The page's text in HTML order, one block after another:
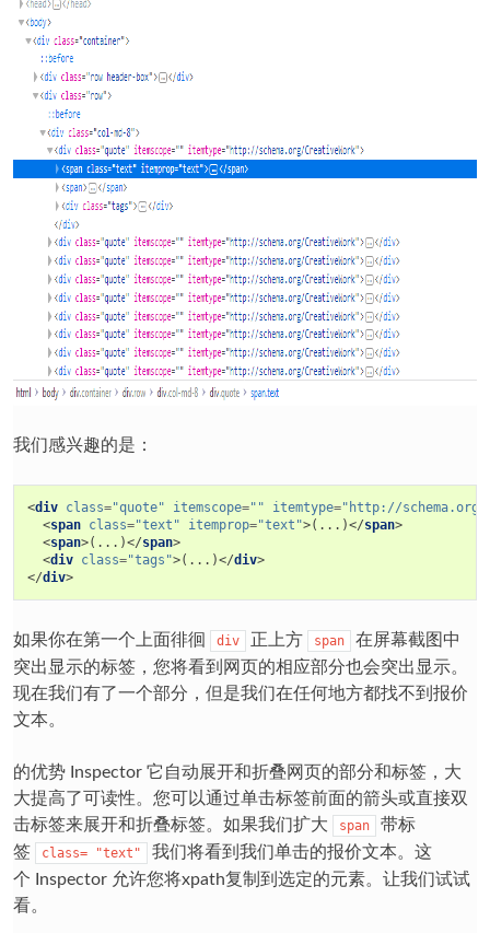
我们感兴趣的是：
<div class="quote" itemscope="" itemtype="http://schema.org/
<span class="text" itemprop="text">(...)</span>
<span>(...)</span>
<div class="tags">(...)</div>
</div>
如果你在第一个上面徘徊 div 正上方 span
在屏幕截图中
突出显示的标签，您将看到网页的相应部分也会突出显示。
现在我们有了一个部分，但是我们在任何地方都找不到报价
文本。
的优势 Inspector它自动展开和折叠网页的部分和标签，大
大提高了可读性。您可以通过单击标签前面的箭头或直接双
击标签来展开和折叠标签。如果我们扩大
span
带标
签
class= "text"
我们将看到我们单击的报价文本。这
个
Inspector允许您将xpath复制到选定的元素。让我们试试
看。